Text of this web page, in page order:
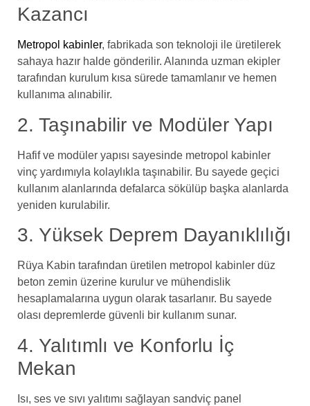
Kazancı
Metropol kabinler, fabrikada son teknoloji ile üretilerek
sahaya hazır halde gönderilir. Alanında uzman ekipler
tarafından kurulum kısa sürede tamamlanır ve hemen
kullanıma alınabilir.
2. Taşınabilir ve Modüler Yapı
Hafif ve modüler yapısı sayesinde metropol kabinler
vinç yardımıyla kolaylıkla taşınabilir. Bu sayede geçici
kullanım alanlarında defalarca sökülüp başka alanlarda
yeniden kurulabilir.
3. Yüksek Deprem Dayanıklılığı
Rüya Kabin tarafından üretilen metropol kabinler düz
beton zemin üzerine kurulur ve mühendislik
hesaplamalarına uygun olarak tasarlanır. Bu sayede
olası depremlerde güvenli bir kullanım sunar.
4. Yalıtımlı ve Konforlu İç
Mekan
Isı, ses ve sıvı yalıtımı sağlayan sandviç panel